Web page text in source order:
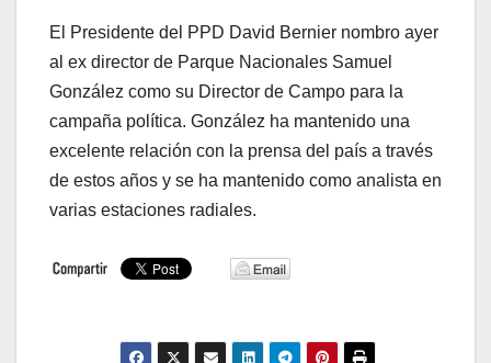
El Presidente del PPD David Bernier nombro ayer
al ex director de Parque Nacionales Samuel
González como su Director de Campo para la
campaña política. González ha mantenido una
excelente relación con la prensa del país a través
de estos años y se ha mantenido como analista en
varias estaciones radiales.